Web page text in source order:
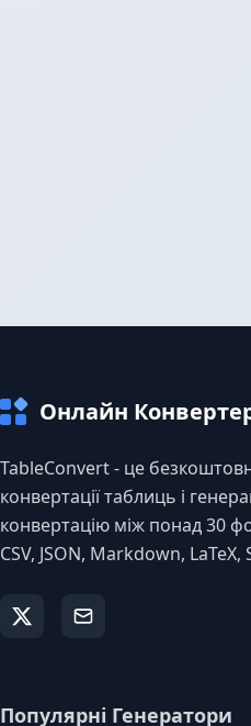
Онлайн
TableConvert - це
конвертації таблиць і
конвертацію між понад 30
CSV, JSON, Markdown, LaTeX,
Популярні Генератори